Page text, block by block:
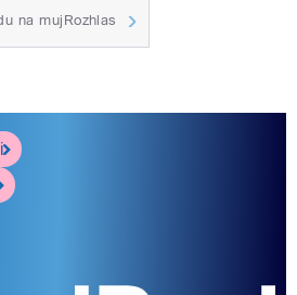
na mujRozhlas